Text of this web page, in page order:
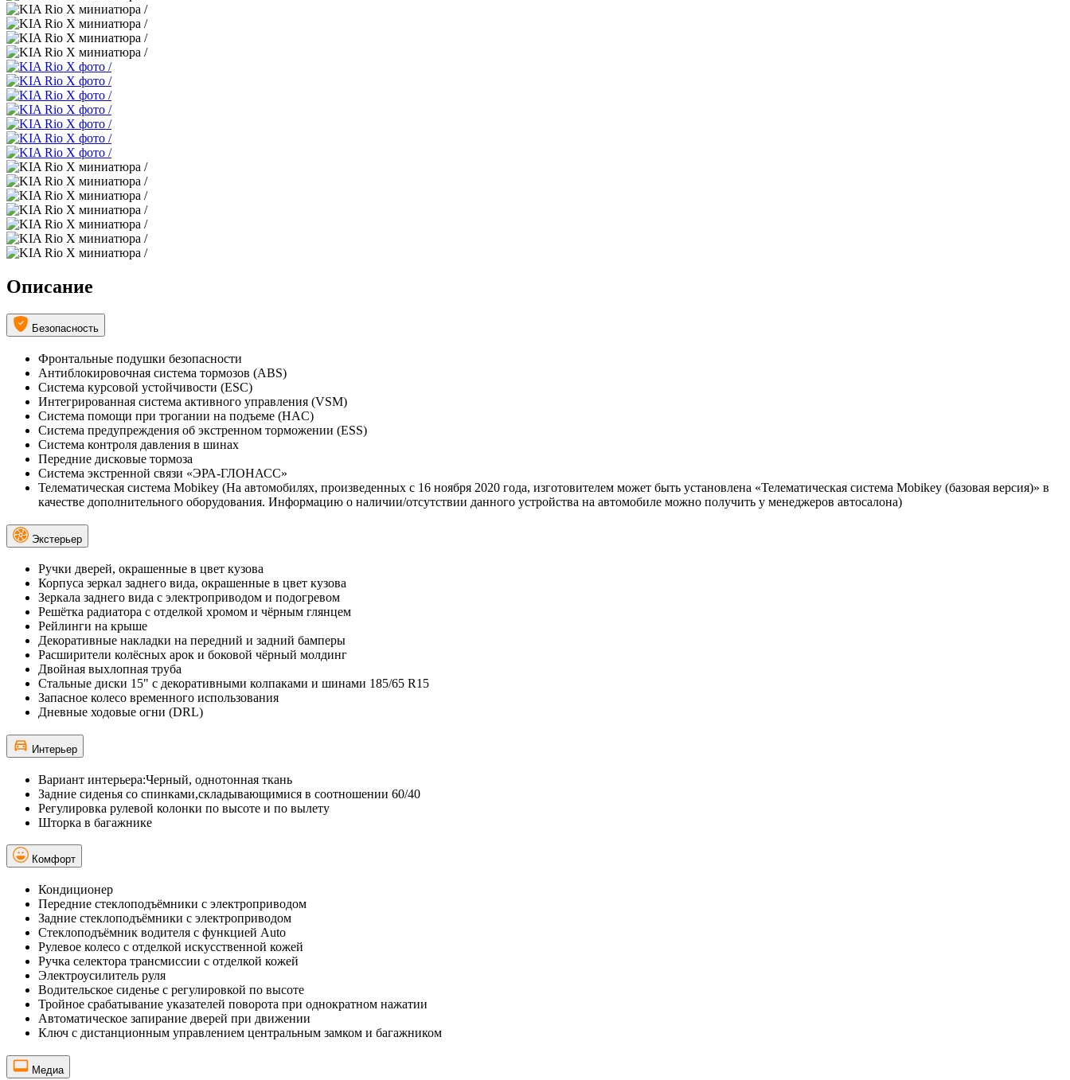
Описание
Безопасность
Фронтальные подушки безопасности
Антиблокировочная система тормозов (ABS)
Система курсовой устойчивости (ESC)
Интегрированная система активного управления (VSM)
Система помощи при трогании на подъеме (HAC)
Система предупреждения об экстренном торможении (ESS)
Система контроля давления в шинах
Передние дисковые тормоза
Система экстренной связи «ЭРА-ГЛОНАСС»
Телематическая система Mobikey (На автомобилях, произведенных с 16 ноября 2020 года, изготовителем может быть установлена «Телематическая система Mobikey (базовая версия)» в
качестве дополнительного оборудования. Информацию о наличии/отсутствии данного устройства на автомобиле можно получить у менеджеров автосалона)
Экстерьер
Ручки дверей, окрашенные в цвет кузова
Корпуса зеркал заднего вида, окрашенные в цвет кузова
Зеркала заднего вида с электроприводом и подогревом
Решётка радиатора с отделкой хромом и чёрным глянцем
Рейлинги на крыше
Декоративные накладки на передний и задний бамперы
Расширители колёсных арок и боковой чёрный молдинг
Двойная выхлопная труба
Стальные диски 15" с декоративными колпаками и шинами 185/65 R15
Запасное колесо временного использования
Дневные ходовые огни (DRL)
Интерьер
Вариант интерьера:Черный, однотонная ткань
Задние сиденья со спинками,складывающимися в соотношении 60/40
Регулировка рулевой колонки по высоте и по вылету
Шторка в багажнике
Комфорт
Кондиционер
Передние стеклоподъёмники с электроприводом
Задние стеклоподъёмники с электроприводом
Стеклоподъёмник водителя с функцией Auto
Рулевое колесо с отделкой искусственной кожей
Ручка селектора трансмиссии с отделкой кожей
Электроусилитель руля
Водительское сиденье с регулировкой по высоте
Тройное срабатывание указателей поворота при однократном нажатии
Автоматическое запирание дверей при движении
Ключ с дистанционным управлением центральным замком и багажником
Медиа